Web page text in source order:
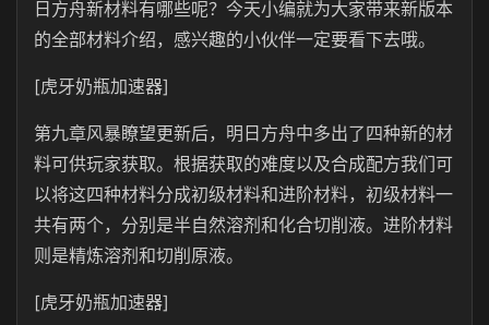
日方舟新材料有哪些呢？今天小编就为大家带来新版本
的全部材料介绍，感兴趣的小伙伴一定要看下去哦。
[虎牙奶瓶加速器]
第九章风暴瞭望更新后，明日方舟中多出了四种新的材
料可供玩家获取。根据获取的难度以及合成配方我们可
以将这四种材料分成初级材料和进阶材料，初级材料一
共有两个，分别是半自然溶剂和化合切削液。进阶材料
则是精炼溶剂和切削原液。
[虎牙奶瓶加速器]